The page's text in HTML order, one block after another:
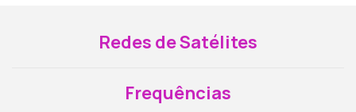
Redes de Satélites
Frequências